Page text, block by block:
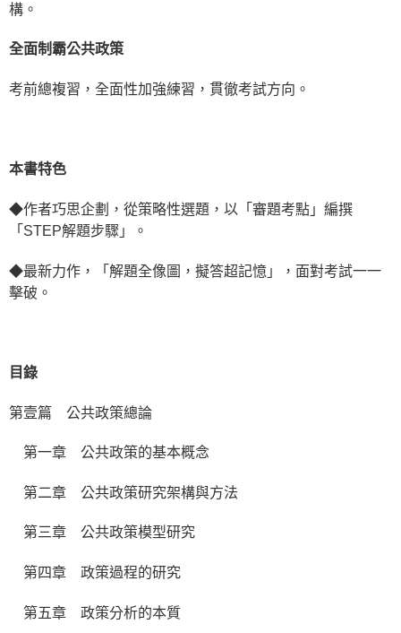
構。
全面制霸公共政策
考前總複習，全面性加強練習，貫徹考試方向。
本書特色
◆作者巧思企劃，從策略性選題，以「審題考點」編撰
「STEP解題步驟」。
◆最新力作，「解題全像圖，擬答超記憶」，面對考試一一
擊破。
目錄
第壹篇 公共政策總論
第一章 公共政策的基本概念
第二章 公共政策研究架構與方法
第三章 公共政策模型研究
第四章 政策過程的研究
第五章 政策分析的本質